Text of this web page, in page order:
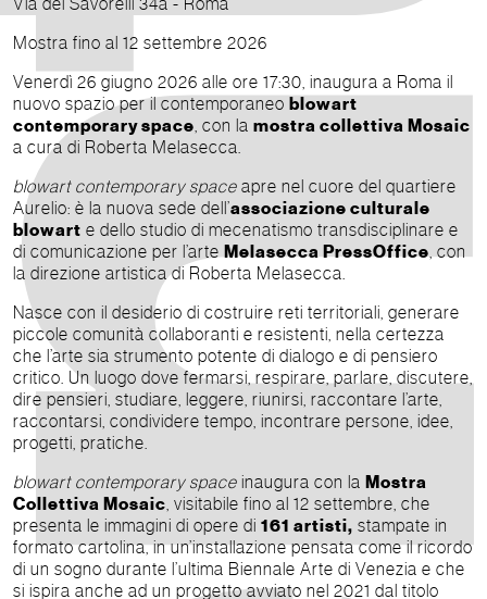
Mostra fino al 12 settembre 2026
Venerdì 26 giugno 2026 alle ore 17:30, inaugura a Roma il
nuovo spazio per il contemporaneo blowart
contemporary space , con la mostra collettiva Mosaic
a cura di Roberta Melasecca.
blowart contemporary space apre nel cuore del quartiere
Aurelio: è la nuova sede dell’associazione culturale
blowart e dello studio di mecenatismo transdisciplinare e
di comunicazione per l’arte Melasecca PressOffice , con
la direzione artistica di Roberta Melasecca.
Nasce con il desiderio di costruire reti territoriali, generare
piccole comunità collaboranti e resistenti, nella certezza
che l’arte sia strumento potente di dialogo e di pensiero
critico. Un luogo dove fermarsi, respirare, parlare, discutere,
dire pensieri, studiare, leggere, riunirsi, raccontare l’arte,
raccontarsi, condividere tempo, incontrare persone, idee,
progetti, pratiche.
blowart contemporary space inaugura con la Mostra
Collettiva Mosaic , visitabile fino al 12 settembre, che
presenta le immagini di opere di 161 artisti, stampate in
formato cartolina, in un’installazione pensata come il ricordo
di un sogno durante l’ultima Biennale Arte di Venezia e che
si ispira anche ad un progetto avviato nel 2021 dal titolo